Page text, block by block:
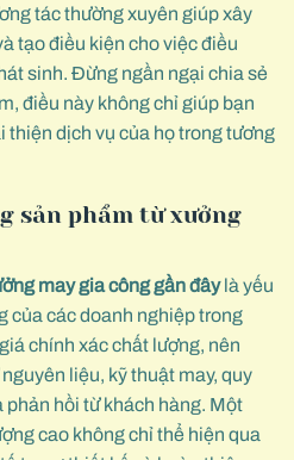
tác thường xuyên giúp xây
tạo điều kiện cho việc điều
sinh. Đừng ngần ngại chia sẻ
điều này không chỉ giúp bạn
thiện dịch vụ của họ trong tương
sản phẩm từ xưởng
may gia công gần đâylà yếu
của các doanh nghiệp trong
chính xác chất lượng, nên
liệu, kỹ thuật may, quy
hồi từ khách hàng. Một
cao không chỉ thể hiện qua